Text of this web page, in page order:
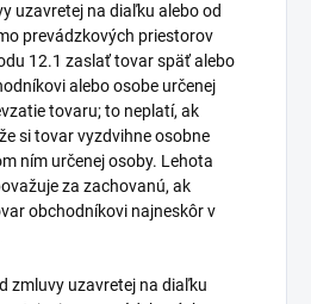
uzavretej na diaľku alebo od
prevádzkových priestorov
12.1 zaslať tovar späť alebo
alebo osobe určenej
tovaru; to neplatí, ak
si tovar vyzdvihne osobne
ním určenej osoby. Lehota
za zachovanú, ak
obchodníkovi najneskôr v
zmluvy uzavretej na diaľku